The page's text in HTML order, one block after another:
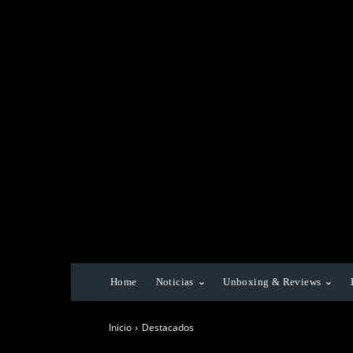
Home Noticias Unboxing & Reviews
Inicio Destacados